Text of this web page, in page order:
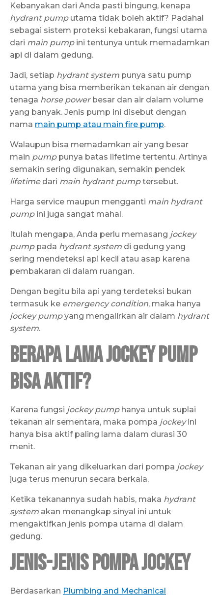
Kebanyakan dari Anda pasti bingung, kenapa
hydrant pumputama tidak boleh aktif? Padahal
sebagai sistem proteksi kebakaran, fungsi utama
dari main pumpini tentunya untuk memadamkan
api di dalam gedung.
Jadi, setiap hydrant system punya satu pump
utama yang bisa memberikan tekanan air dengan
tenaga horse powerbesar dan air dalam volume
yang banyak. Jenis pump ini disebut dengan
nama main pump atau main fire pump.
Walaupun bisa memadamkan air yang besar
main pumppunya batas lifetime tertentu. Artinya
semakin sering digunakan, semakin pendek
lifetimedari main hydrant pumptersebut.
Harga service maupun mengganti main hydrant
pumpini juga sangat mahal.
Itulah mengapa, Anda perlu memasang jockey
pumppada hydrant system di gedung yang
sering mendeteksi api kecil atau asap karena
pembakaran di dalam ruangan.
Dengan begitu bila api yang terdeteksi bukan
termasuk ke emergency condition, maka hanya
jockey pumpyang mengalirkan air dalam hydrant
system.
Berapa Lama Jockey Pump
bisa Aktif?
Karena fungsi jockey pumphanya untuk suplai
tekanan air sementara, maka pompa jockeyini
hanya bisa aktif paling lama dalam durasi 30
menit.
Tekanan air yang dikeluarkan dari pompa jockey
juga terus menurun secara berkala.
Ketika tekanannya sudah habis, maka hydrant
system akan menangkap sinyal ini untuk
mengaktifkan jenis pompa utama di dalam
gedung.
Jenis-jenis Pompa Jockey
Berdasarkan Plumbing and Mechanical